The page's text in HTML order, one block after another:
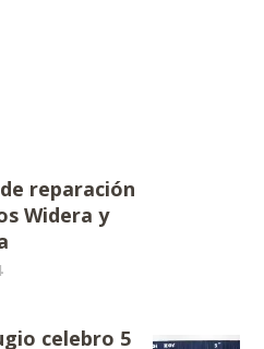
reparación
Widera y
celebro 5